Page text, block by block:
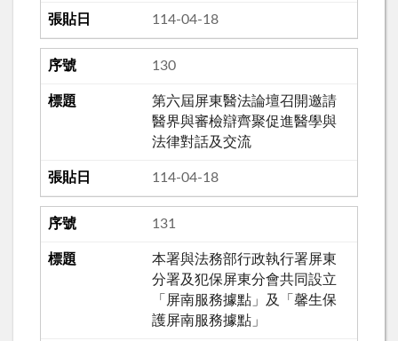
114-04-18
130
第六屆屏東醫法論壇召開邀請
醫界與審檢辯齊聚促進醫學與
法律對話及交流
114-04-18
131
本署與法務部行政執行署屏東
分署及犯保屏東分會共同設立
「屏南服務據點」及「馨生保
護屏南服務據點」